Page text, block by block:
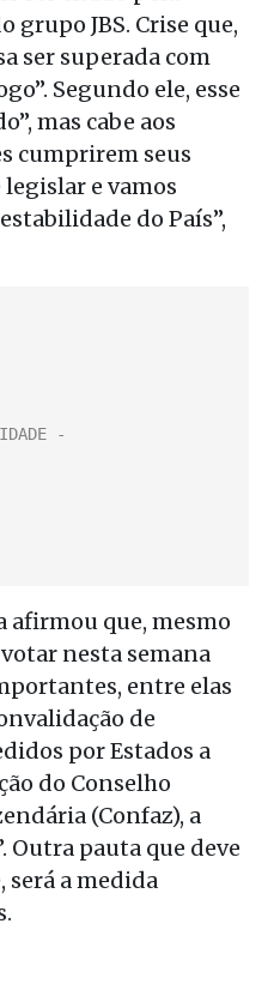
grupo JBS. Crise que,
ser superada com
Segundo ele, esse
mas cabe aos
cumprirem seus
legislar e vamos
do País”,
afirmou que, mesmo
nesta semana
entre elas
de
por Estados a
do Conselho
(Confaz), a
Outra pauta que deve
será a medida